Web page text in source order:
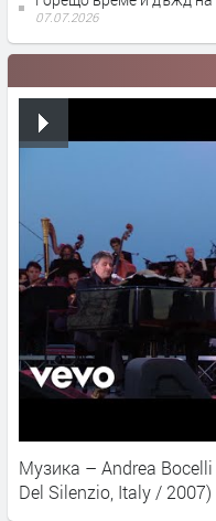
07.07.2026
Музика – Andrea Bocelli
Del Silenzio, Italy / 2007)